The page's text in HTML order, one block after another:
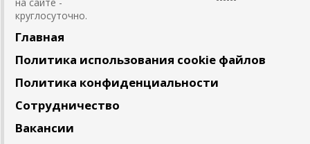
круглосуточно.
Главная
Политика использования cookie файлов
Политика конфиденциальности
Сотрудничество
Вакансии